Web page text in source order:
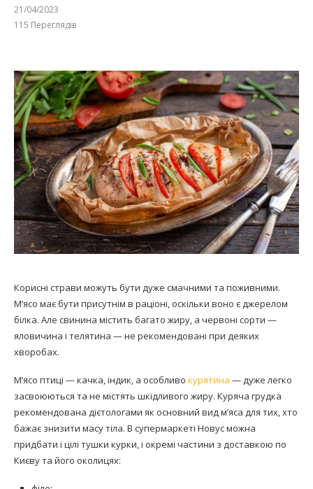
21/04/2023
115 Переглядів
Корисні страви можуть бути дуже смачними та поживними.
М’ясо має бути присутнім в раціоні, оскільки воно є джерелом
білка. Але свинина містить багато жиру, а червоні сорти —
яловичина і телятина — не рекомендовані при деяких
хворобах.
М’ясо птиці — качка, індик, а особливо курятина — дуже легко
засвоюються та не містять шкідливого жиру. Куряча грудка
рекомендована дієтологами як основний вид м’яса для тих, хто
бажає знизити масу тіла. В супермаркеті Новус можна
придбати і цілі тушки курки, і окремі частини з доставкою по
Києву та його околицях: